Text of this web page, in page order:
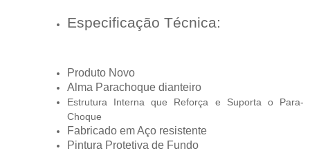
Especificação Técnica:
Produto Novo
Alma Parachoque dianteiro
Estrutura Interna que Reforça e Suporta o Para-
Choque
Fabricado em Aço resistente
Pintura Protetiva de Fundo